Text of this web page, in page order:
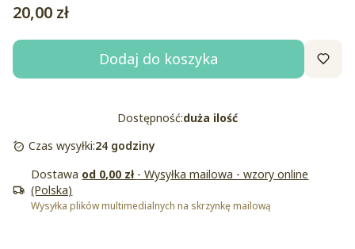
Cena
20,00 zł
Dodaj do koszyka
Dostępność:duża ilość
Czas wysyłki:24 godziny
Dostawa od 0,00 zł - Wysyłka mailowa - wzory online
(Polska)
Wysyłka plików multimedialnych na skrzynkę mailową